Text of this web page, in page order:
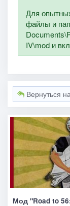
Для
файлы и
IV\mod и
Вернуться
Мод "Road to